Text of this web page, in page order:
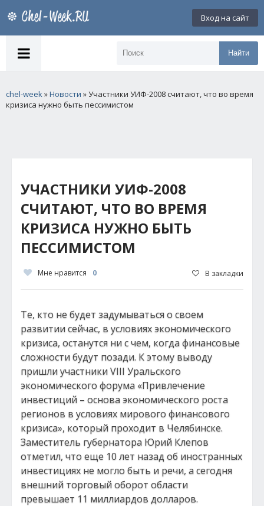
Вход на сайт
Найти
chel-week»Новости » Участники УИФ-2008 считают, что во время
кризиса нужно быть пессимистом
УЧАСТНИКИ УИФ-2008
СЧИТАЮТ, ЧТО ВО ВРЕМЯ
КРИЗИСА НУЖНО БЫТЬ
ПЕССИМИСТОМ
Мне нравится 0 В закладки
Те, кто не будет задумываться о своем
развитии сейчас, в условиях экономического
кризиса, останутся ни с чем, когда финансовые
сложности будут позади. К этому выводу
пришли участники VIII Уральского
экономического форума «Привлечение
инвестиций – основа экономического роста
регионов в условиях мирового финансового
кризиса», который проходит в Челябинске.
Заместитель губернатора Юрий Клепов
отметил, что еще 10 лет назад об иностранных
инвестициях не могло быть и речи, а сегодня
внешний торговый оборот области
превышает 11 миллиардов долларов.